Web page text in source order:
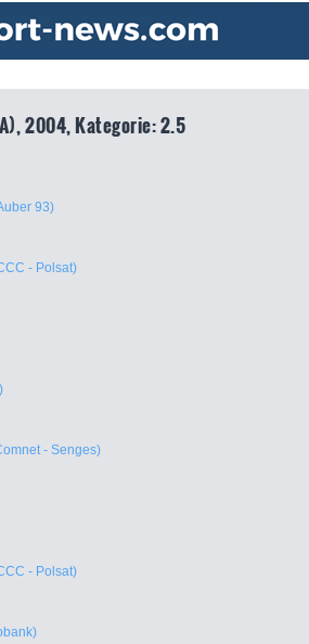
2004, Kategorie: 2.5
93)
- Polsat)
- Senges)
- Polsat)